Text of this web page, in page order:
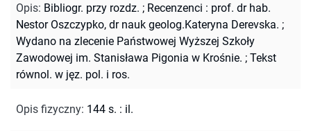
Opis: Bibliogr. przy rozdz. ; Recenzenci : prof. dr hab.
Nestor Oszczypko, dr nauk geolog.Kateryna Derevska. ;
Wydano na zlecenie Państwowej Wyższej Szkoły
Zawodowej im. Stanisława Pigonia w Krośnie. ; Tekst
równol. w jęz. pol. i ros.
Opis fizyczny: 144 s. : il.